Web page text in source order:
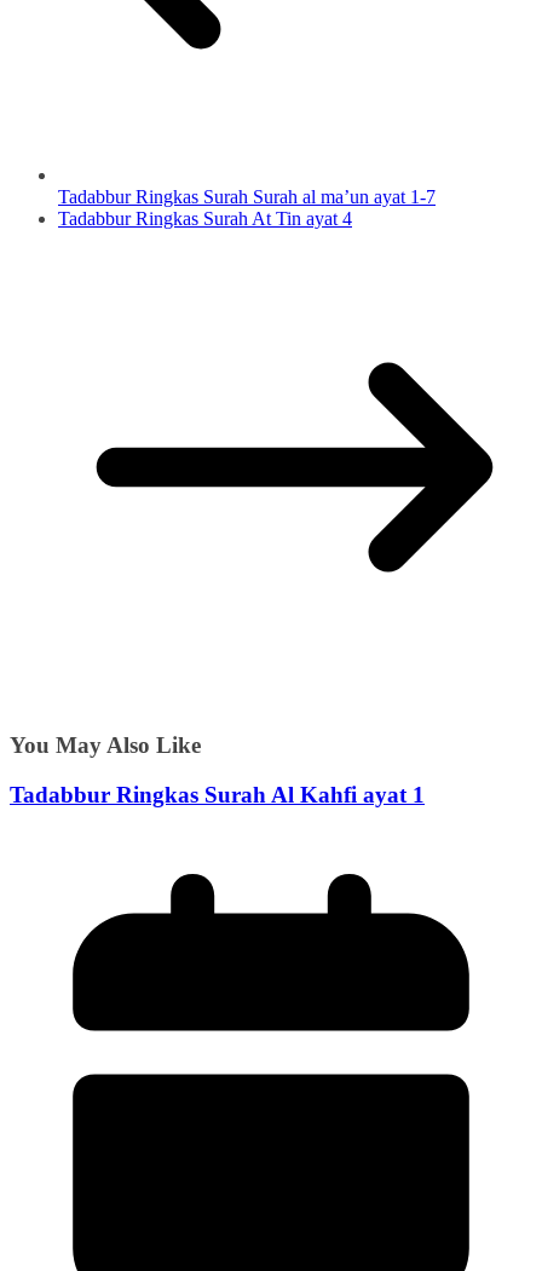
Tadabbur Ringkas Surah Surah al ma’un ayat 1-7
Tadabbur Ringkas Surah At Tin ayat 4
You May Also Like
Tadabbur Ringkas Surah Al Kahfi ayat 1